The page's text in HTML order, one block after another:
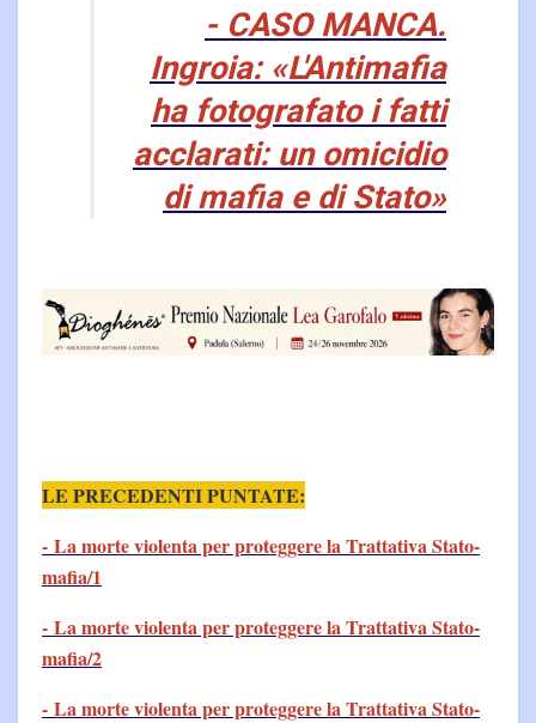
- CASO MANCA.
Ingroia: «L'Antimafia
ha fotografato i fatti
acclarati: un omicidio
di mafia e di Stato»
LE PRECEDENTI PUNTATE:
- La morte violenta per proteggere la Trattativa Stato-
mafia/1
- La morte violenta per proteggere la Trattativa Stato-
mafia/2
- La morte violenta per proteggere la Trattativa Stato-